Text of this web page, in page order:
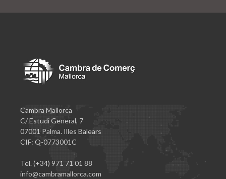
Cambra Mallorca
C/ Estudi General, 7
07001 Palma. Illes Balears
CIF: Q-0773001C
Tel. (+34) 971 71 01 88
info@cambramallorca.com